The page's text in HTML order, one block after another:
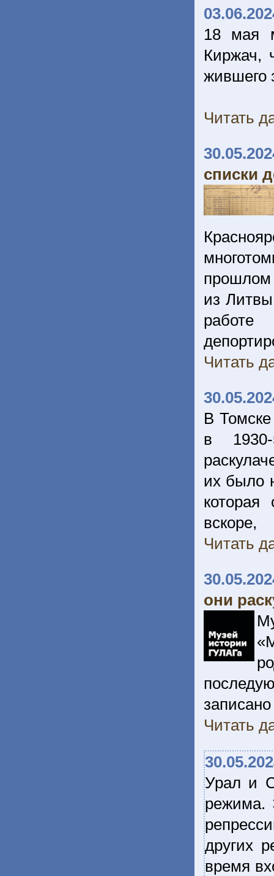
18 мая
Киржач,
жившего
Читать
списки
прошлом
из
Читать
В
в
их было
которая
Читать
они
Читать
Урал и
режима.
других
время